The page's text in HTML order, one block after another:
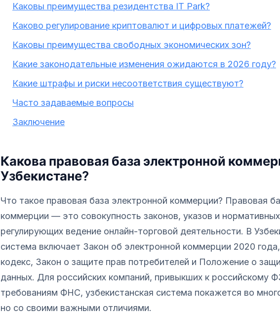
Каковы преимущества резидентства IT Park?
Каково регулирование криптовалют и цифровых платежей?
Каковы преимущества свободных экономических зон?
Какие законодательные изменения ожидаются в 2026 году?
Какие штрафы и риски несоответствия существуют?
Часто задаваемые вопросы
Заключение
Какова правовая база электронной
Узбекистане?
Что такое правовая база электронной коммерции? Правовая
коммерции — это совокупность законов, указов и
регулирующих ведение онлайн-торговой деятельности. В
система включает Закон об электронной коммерции 2020
кодекс, Закон о защите прав потребителей и Положение о
данных. Для российских компаний, привыкших к российскому
требованиям ФНС, узбекистанская система покажется во
но со своими важными отличиями.